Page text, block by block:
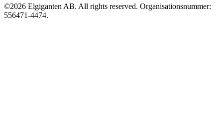
©2026 Elgiganten AB. All rights reserved. Organisationsnummer:
556471-4474.